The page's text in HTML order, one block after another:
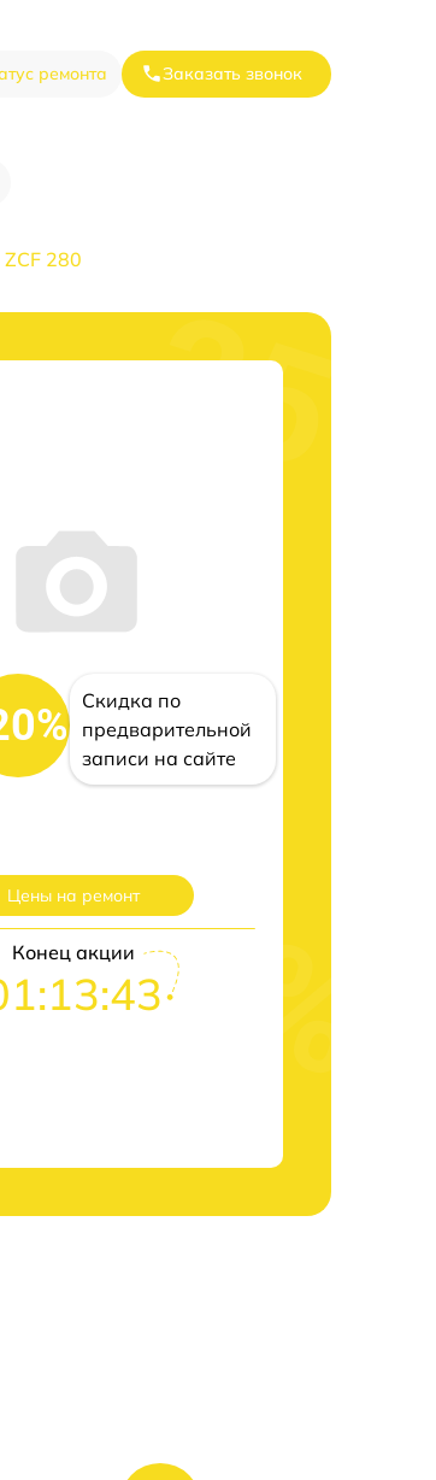
ремонта Заказать звонок
280
Скидка по
предварительной
записи на сайте
Цены на ремонт
Конец акции